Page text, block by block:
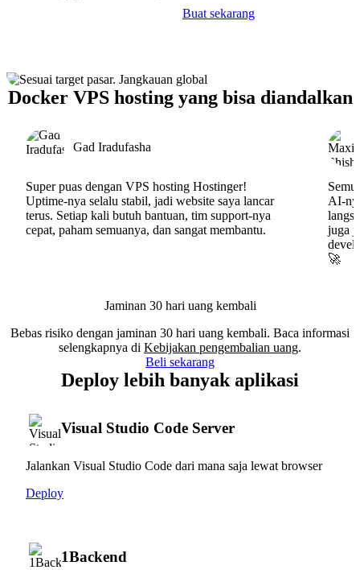
Buat sekarang
Docker VPS hosting yang bisa diandalkan
Gad Iradufasha
Super puas dengan VPS hosting Hostinger!
Uptime-nya selalu stabil, jadi website saya lancar
terus. Setiap kali butuh bantuan, tim support-nya
cepat, paham semuanya, dan sangat membantu.
AI-
juga
🚀
Jaminan 30 hari uang kembali
Bebas risiko dengan jaminan 30 hari uang kembali. Baca informasi
selengkapnya di Kebijakan pengembalian uang.
Beli sekarang
Deploy lebih banyak aplikasi
Visual Studio Code Server
Jalankan Visual Studio Code dari mana saja lewat browser
Deploy
1Backend